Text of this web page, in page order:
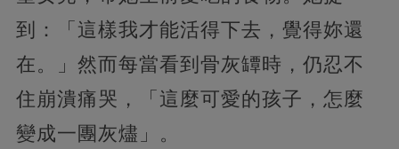
到：「這樣我才能活得下去，覺得妳還
在。」然而每當看到骨灰罈時，仍忍不
住崩潰痛哭，「這麼可愛的孩子，怎麼
變成一團灰燼」。